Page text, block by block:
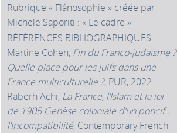
Rubrique « Flânosophie » créée par
Michele Saporiti : « Le cadre »
RÉFÉRENCES BIBLIOGRAPHIQUES
Martine Cohen, Fin du Franco-judaïsme ?
Quelle place pour les Juifs dans une
France multiculturelle ?, PUR, 2022.
Raberh Achi, La France, l’Islam et la loi
de 1905 Genèse coloniale d’un poncif :
l’Incompatibilité, Contemporary French